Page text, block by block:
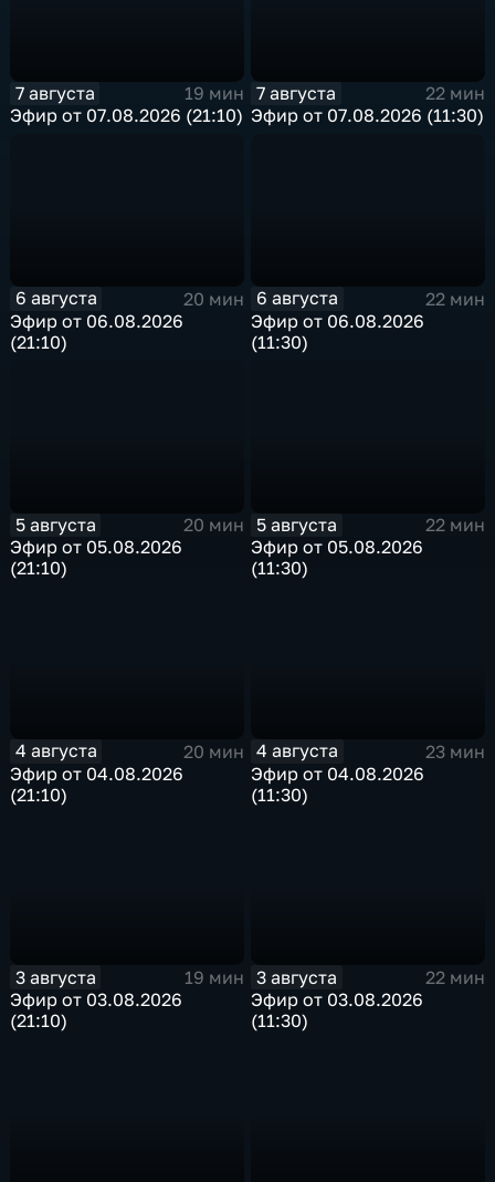
7 августа
19 мин
Эфир от 07.08.2026 (21:10)
7 августа
22 мин
Эфир от 07.08.2026 (11:30)
6 августа
20 мин
Эфир от 06.08.2026
(21:10)
6 августа
22 мин
Эфир от 06.08.2026
(11:30)
5 августа
20 мин
Эфир от 05.08.2026
(21:10)
5 августа
22 мин
Эфир от 05.08.2026
(11:30)
4 августа
20 мин
Эфир от 04.08.2026
(21:10)
4 августа
23 мин
Эфир от 04.08.2026
(11:30)
3 августа
19 мин
Эфир от 03.08.2026
(21:10)
3 августа
22 мин
Эфир от 03.08.2026
(11:30)